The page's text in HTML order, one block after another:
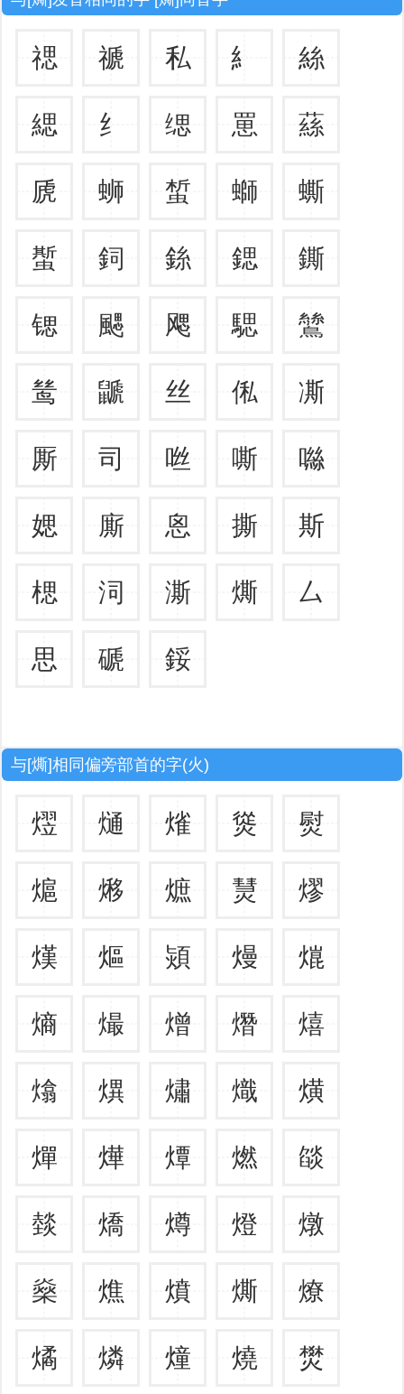
禗 禠 私 糹 絲
緦 纟 缌 罳 蕬
虒 蛳 蜤 螄 蟖
蟴 鉰 銯 鍶 鐁
锶 颸 飔 騦 鷥
鸶 鼶 丝 俬 凘
厮 司 咝 嘶 噝
媤 廝 恖 撕 斯
楒 泀 澌 燍 厶
思 磃 鋖
与[燍]相同偏旁部首的字(火)
熤 熥 熦 熧 熨
熩 熪 熫 熭 熮
熯 熰 熲 熳 熴
熵 熶 熷 熸 熺
熻 熼 熽 熾 熿
燀 燁 燂 燃 燄
燅 燆 燇 燈 燉
燊 燋 燌 燍 燎
燏 燐 燑 燒 燓